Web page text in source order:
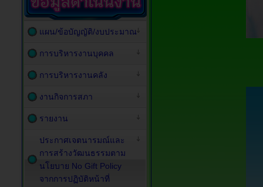
แผน/ข้อบัญญัติ/งบประมาณ
การบริหารงานบุคคล
การบริหารงานคลัง
งานกิจการสภา
รายงาน
ประกาศเจตนารมณ์และ
การสร้างวัฒนธรรมตาม
นโยบาย No Gift Policy
จากการปฏิบัติหน้าที่